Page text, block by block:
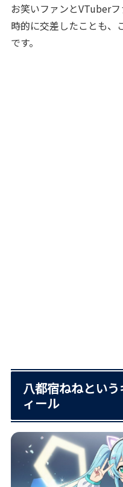
お笑いファンとVTuber
時的に交差したことも、
です。
八都宿ねねとい
ィール